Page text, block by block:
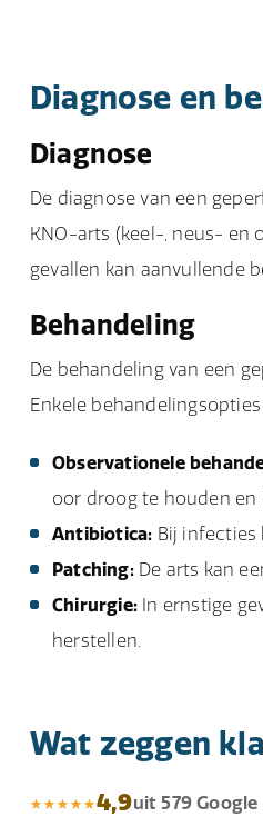
Diagnose en
Diagnose
De diagnose van een
KNO-arts (keel-, neus- en
gevallen kan aanvullende
Behandeling
De behandeling van een
Enkele behandelingsopties
Observationele
oor droog te houden
Antibiotica: Bij
Patching:De arts kan
Chirurgie: In ernstige
herstellen.
Wat zeggen
4,9uit 579